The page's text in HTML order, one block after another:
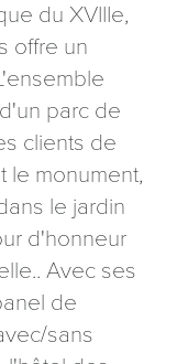
du XVIIIe,
offre un
parc de
clients de
le monument,
le jardin
d'honneur
Avec ses
de
sans
à
- 48
NANCY